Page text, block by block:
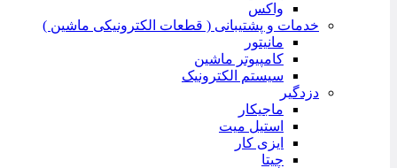
واکس
خدمات و پشتیبانی ( قطعات الکترونیکی ماشین )
مانیتور
کامپیوتر ماشین
سیستم الکترونیک
دزدگیر
ماجیکار
استیل میت
ایزی کار
چیتا